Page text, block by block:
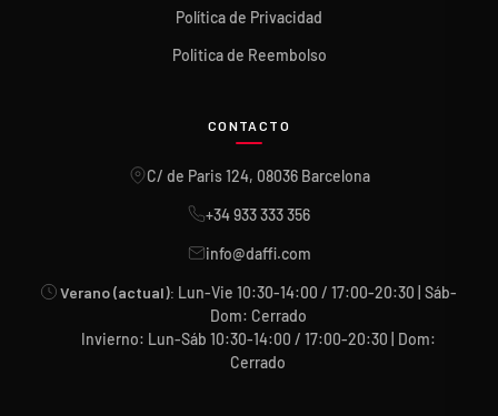
Política de Privacidad
Politica de Reembolso
CONTACTO
C/ de Paris 124, 08036 Barcelona
+34 933 333 356
info@daffi.com
Verano (actual): Lun-Vie 10:30-14:00 / 17:00-20:30 | Sáb-
Dom: Cerrado
Invierno: Lun-Sáb 10:30-14:00 / 17:00-20:30 | Dom:
Cerrado